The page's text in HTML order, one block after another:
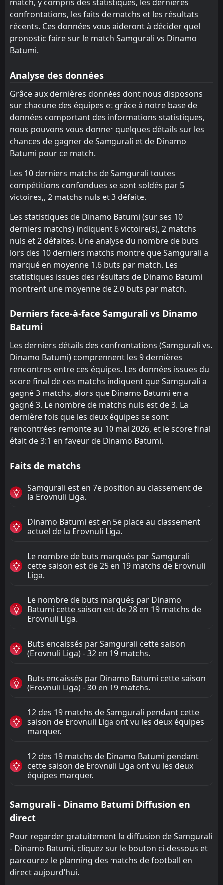
10 May
Samgurali
17:00
06May
Gagra
Dinamo Batumi
W
FT
17:00
Dinamo Batumi
Torpedo Kutaisi
3
L
8 Spaeri 9 3 3 3
9 Gagra 10 2 4 4
10 Meshakhte
8 Spaeri 10 2 4 4
7 Samgurali 10 2 2 6
10 Meshakhte
match, y compris des statistiques, les dernières
confrontations, les faits de matchs et les résultats
récents. Ces données vous aideront à décider quel
pronostic faire sur le match Samgurali vs Dinamo
Batumi.
Analyse des données
Grâce aux dernières données dont nous disposons
sur chacune des équipes et grâce à notre base de
données comportant des informations statistiques,
nous pouvons vous donner quelques détails sur les
chances de gagner de Samgurali et de Dinamo
Batumi pour ce match.
Les 10 derniers matchs de Samgurali toutes
compétitions confondues se sont soldés par 5
victoires,, 2 matchs nuls et 3 défaite.
Les statistiques de Dinamo Batumi (sur ses 10
derniers matchs) indiquent 6 victoire(s), 2 matchs
nuls et 2 défaites. Une analyse du nombre de buts
lors des 10 derniers matchs montre que Samgurali a
marqué en moyenne 1.6 buts par match. Les
statistiques issues des résultats de Dinamo Batumi
montrent une moyenne de 2.0 buts par match.
Derniers face-à-face Samgurali vs Dinamo
Batumi
Les derniers détails des confrontations (Samgurali vs.
Dinamo Batumi) comprennent les 9 dernières
rencontres entre ces équipes. Les données issues du
score final de ces matchs indiquent que Samgurali a
gagné 3 matchs, alors que Dinamo Batumi en a
gagné 3. Le nombre de matchs nuls est de 3. La
dernière fois que les deux équipes se sont
rencontrées remonte au 10 mai 2026, et le score final
était de 3:1 en faveur de Dinamo Batumi.
Faits de matchs
Samgurali est en 7e position au classement de
la Erovnuli Liga.
Dinamo Batumi est en 5e place au classement
actuel de la Erovnuli Liga.
Le nombre de buts marqués par Samgurali
cette saison est de 25 en 19 matchs de Erovnuli
Liga.
Le nombre de buts marqués par Dinamo
Batumi cette saison est de 28 en 19 matchs de
Erovnuli Liga.
Buts encaissés par Samgurali cette saison
(Erovnuli Liga) - 32 en 19 matchs.
Buts encaissés par Dinamo Batumi cette saison
(Erovnuli Liga) - 30 en 19 matchs.
12 des 19 matchs de Samgurali pendant cette
saison de Erovnuli Liga ont vu les deux équipes
marquer.
12 des 19 matchs de Dinamo Batumi pendant
cette saison de Erovnuli Liga ont vu les deux
équipes marquer.
Samgurali - Dinamo Batumi Diffusion en
direct
Pour regarder gratuitement la diffusion de Samgurali
- Dinamo Batumi, cliquez sur le bouton ci-dessous et
parcourez le planning des matchs de football en
direct aujourd’hui.